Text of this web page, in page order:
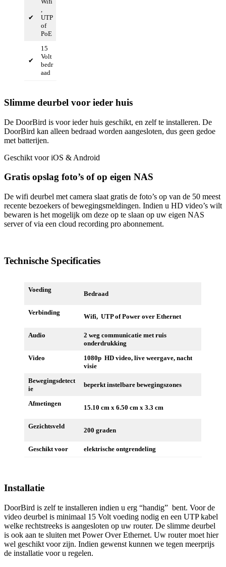
✔
,
UTP
of
PoE
✔
15
Volt
bedr
aad
Slimme deurbel voor ieder huis
De DoorBird is voor ieder huis geschikt, en zelf te installeren. De
DoorBird kan alleen bedraad worden aangesloten, dus geen gedoe
met batterijen.
Geschikt voor iOS & Android
Gratis opslag foto’s of op eigen NAS
De wifi deurbel met camera slaat gratis de foto’s op van de 50 meest
recente bezoekers of bewegingsmeldingen. Indien u HD video’s wilt
bewaren is het mogelijk om deze op te slaan op uw eigen NAS
server of via een cloud recording pro abonnement.
Technische Specificaties
Voeding
Bedraad
Verbinding
Wifi, UTP of Power over Ethernet
Audio
2 weg communicatie met ruis
onderdrukking
Video
1080p HD video, live weergave, nacht
visie
Bewegingsdetect
ie
beperkt instelbare bewegingszones
Afmetingen
15.10 cm x 6.50 cm x 3.3 cm
Gezichtsveld
200 graden
Geschikt voor elektrische ontgrendeling
Installatie
DoorBird is zelf te installeren indien u erg “handig” bent. Voor de
video deurbel is minimaal 15 Volt voeding nodig en een UTP kabel
welke rechtstreeks is aangesloten op uw router. De slimme deurbel
is ook aan te sluiten met Power Over Ethernet. Uw router moet hier
wel geschikt voor zijn. Indien gewenst kunnen we tegen meerprijs
de installatie voor u regelen.